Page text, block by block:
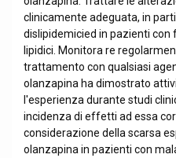
clinicamente adeguata, in
dislipidemicied in pazienti con
lipidici. Monitora re
trattamento con qualsiasi
olanzapina ha dimostrato
l'esperienza durante studi
incidenza di effetti ad essa
considerazione della scarsa
olanzapina in pazienti con